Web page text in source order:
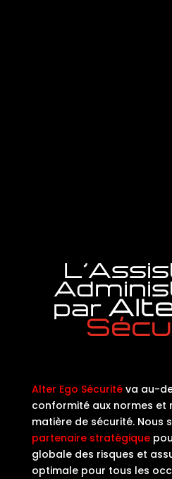
par
Alter Ego Sécuritéva au-
conformité aux normes et
matière de sécurité. Nous
partenaire stratégique
globale des risques et
optimale pour tous les